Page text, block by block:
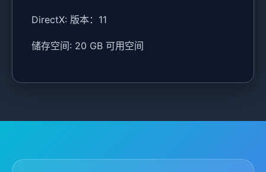
DirectX: 版本：11
储存空间: 20 GB 可用空间